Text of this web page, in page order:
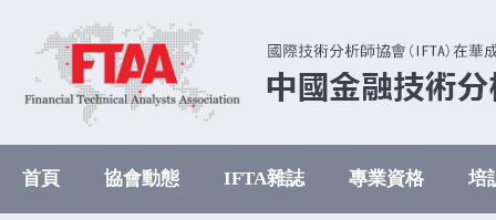
首頁 協會動態 IFTA雜誌 專業資格 培